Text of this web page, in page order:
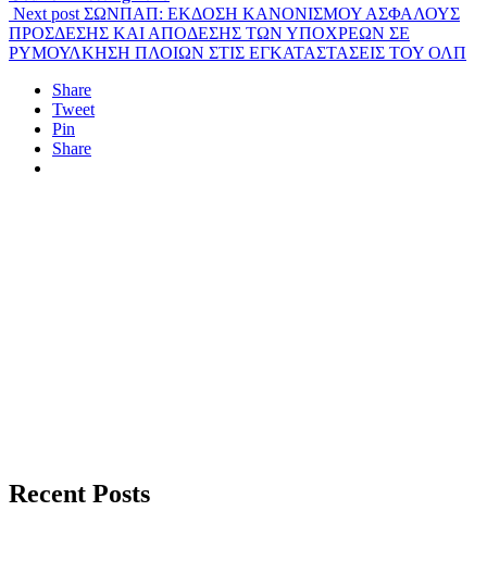
Next post ΣΩΝΠΑΠ: ΕΚΔΟΣΗ ΚΑΝΟΝΙΣΜΟΥ ΑΣΦΑΛΟΥΣ
ΠΡΟΣΔΕΣΗΣ ΚΑΙ ΑΠΟΔΕΣΗΣ ΤΩΝ ΥΠΟΧΡΕΩΝ ΣΕ
ΡΥΜΟΥΛΚΗΣΗ ΠΛΟΙΩΝ ΣΤΙΣ ΕΓΚΑΤΑΣΤΑΣΕΙΣ ΤΟΥ ΟΛΠ
Share
Tweet
Pin
Share
Recent Posts